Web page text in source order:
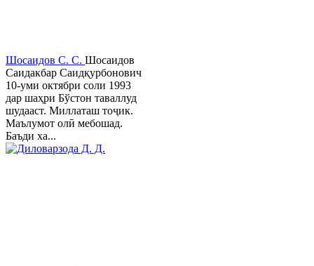
Шосаидов С. С. Шосаидов
Саидакбар Саидқурбонович
10-уми октябри соли 1993
дар шаҳри Бўстон таваллуд
шудааст. Миллаташ тоҷик.
Маълумот олӣ мебошад.
Баъди ха...